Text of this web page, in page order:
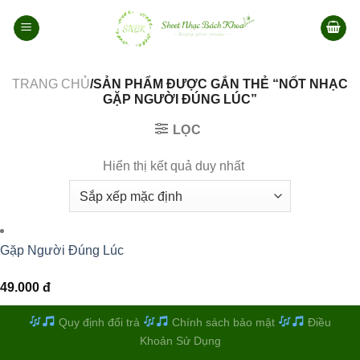
qua
TRANG CHỦ/SẢN PHẨM ĐƯỢC GẮN THẺ “NỐT NHẠC
GẶP NGƯỜI ĐÚNG LÚC”
LỌC
Hiển thị kết quả duy nhất
Gặp Người Đúng Lúc
49.000 đ
Quy định đổi trả Chính sách bảo mật
Điều
Khoản Sử Dụng